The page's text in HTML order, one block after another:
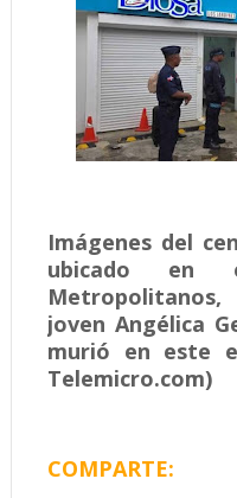
Imágenes del
ubicado en
joven Angélica
murió en este
Telemicro.com)
COMPARTE: